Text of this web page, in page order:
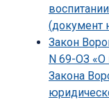
(документ
Закон
N 69-ОЗ «О
Закона